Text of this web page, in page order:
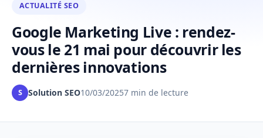
ACTUALITÉ SEO
Google Marketing Live : rendez-
vous le 21 mai pour découvrir les
dernières innovations
S Solution SEO10/03/20257 min de lecture